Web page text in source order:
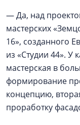
— Да, над
мастерских
16», созданного
из «Студии 44». У
мастерская в
формирование
концепцию,
проработку